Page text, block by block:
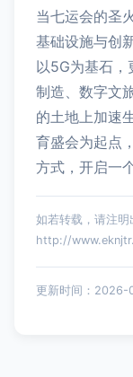
当七运会的圣
基础设施与创
以5G为基石，
制造、数字文
的土地上加速
育盛会为起点
方式，开启一
如若转载，请注明
http://
更新时间：